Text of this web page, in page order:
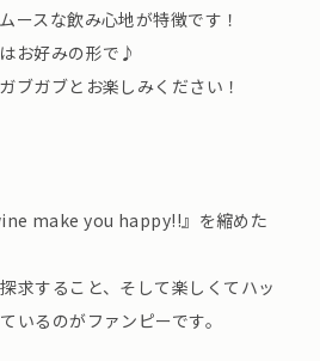
ースな飲み心地が特徴です！
お好みの形で♪
ブガブとお楽しみください！
make you happy!!』を縮めた
求すること、そして楽しくてハッ
いるのがファンピーです。